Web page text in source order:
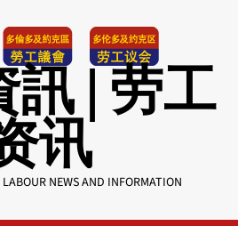
訊 | 劳工
讯
NEWS AND INFORMATION
助會員對抗欺壓